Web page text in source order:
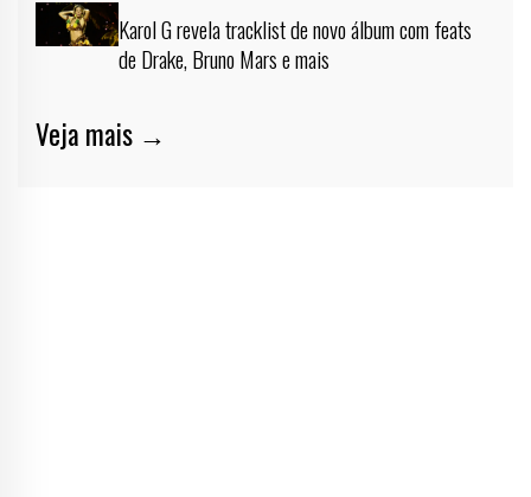
Karol G revela tracklist de novo álbum com feats
de Drake, Bruno Mars e mais
Veja mais →